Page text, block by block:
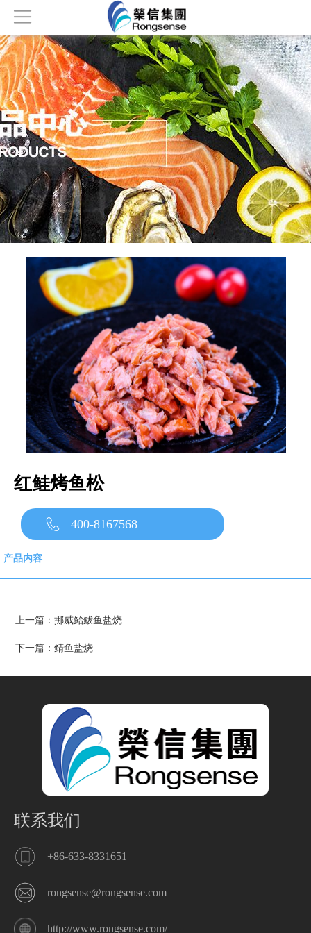
首页
关于我们
产品中心
新闻资讯
公司荣誉
人才招聘
联系我们
红鲑烤鱼松
400-8167568
产品内容
上一篇：挪威鲐鲅鱼盐烧
下一篇：鲭鱼盐烧
联系我们
+86-633-8331651
rongsense@rongsense.com
http://www.rongsense.com/